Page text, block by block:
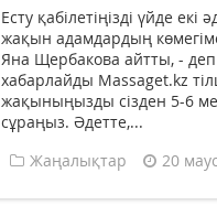
Есту қабілетіңізді үйде
жақын адамдардың
Яна Щербакова айтты, - деп
хабарлайды Massaget.kz
жақыныңызды сізден 5-6
сұраңыз. Әдетте,...
Жаңалықтар
20